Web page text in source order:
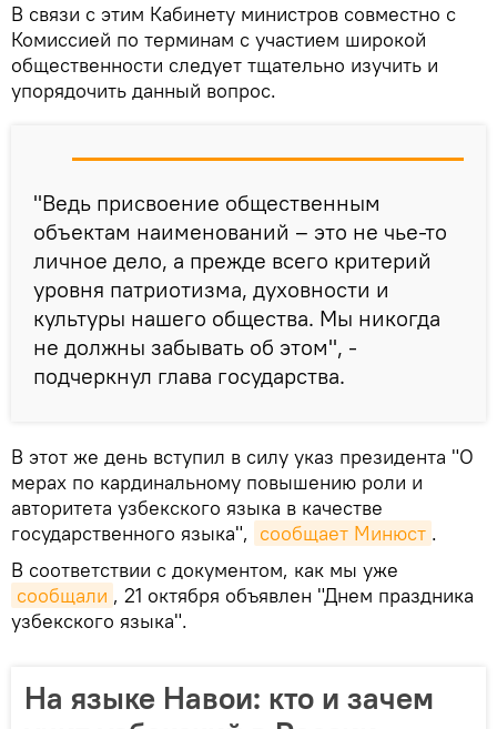
В связи с этим Кабинету министров совместно с
Комиссией по терминам с участием широкой
общественности следует тщательно изучить и
упорядочить данный вопрос.
"Ведь присвоение общественным
объектам наименований – это не чье-то
личное дело, а прежде всего критерий
уровня патриотизма, духовности и
культуры нашего общества. Мы никогда
не должны забывать об этом", -
подчеркнул глава государства.
В этот же день вступил в силу указ президента "О
мерах по кардинальному повышению роли и
авторитета узбекского языка в качестве
государственного языка", сообщает Минюст .
В соответствии с документом, как мы уже
сообщали , 21 октября объявлен "Днем праздника
узбекского языка".
На языке Навои: кто и зачем